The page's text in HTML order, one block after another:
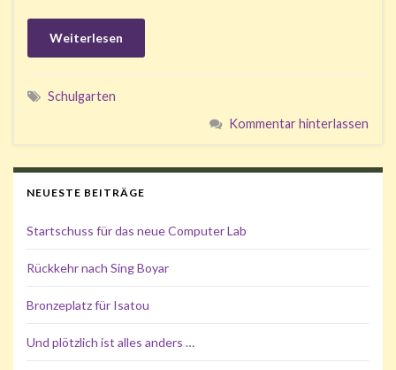
Weiterlesen
Schulgarten
Kommentar hinterlassen
NEUESTE BEITRÄGE
Startschuss für das neue Computer Lab
Rückkehr nach Sing Boyar
Bronzeplatz für Isatou
Und plötzlich ist alles anders …